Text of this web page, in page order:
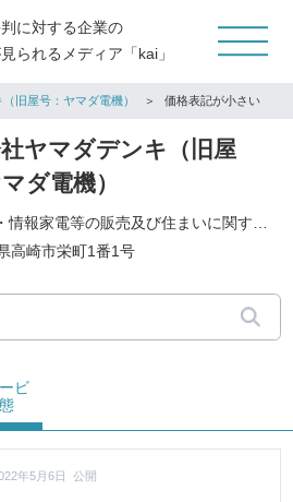
に対する企業の
られるメディア「kai」
旧屋号：ヤマダ電機） 価格表記が小さい
ヤマダデンキ（旧屋
ダ電機）
家電・情報家電等の販売及び住まいに関する商品販売
高崎市栄町1番1号
ビ
年5月6日 公開